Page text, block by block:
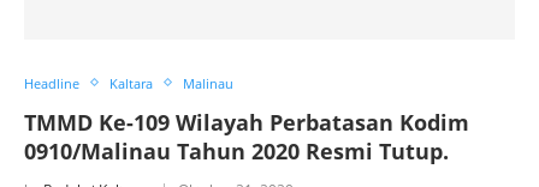
Headline Kaltara Malinau
TMMD Ke-109 Wilayah Perbatasan Kodim
0910/Malinau Tahun 2020 Resmi Tutup.